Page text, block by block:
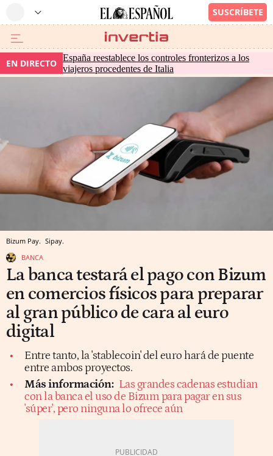
EN DIRECTO España reestablece los controles fronterizos a los
viajeros procedentes de Italia
Bizum Pay. Sipay.
BANCA
La banca testará el pago con Bizum
en comercios físicos para preparar
al gran público de cara al euro
digital
Entre tanto, la 'stablecoin' del euro hará de puente
entre ambos proyectos.
Más información: Las grandes cadenas estudian
con la banca el uso de Bizum para pagar en sus
'súper', pero ninguna lo ofrece aún